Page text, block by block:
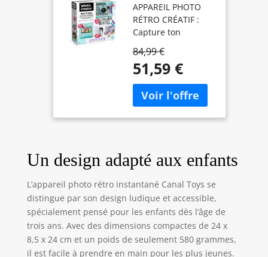
Instantané
Rétro pour
Enfants De 8
Ans Et Plus -
Selfie Vidéo Et
Impression
Thermique sans
Encre avec
Filtres Et Cadres
- Idée Cadeau
APPAREIL PHOTO
RÉTRO CRÉATIF :
Capture ton
famille ou tes
ami(e)s et imprime
instantanément en
Noir Et Blanc grâce
à l’impression
thermique sans
intégré et son grand
écran LCD couleur
de 3 pouces
rendent
l’expérience
intuitive et ludique.
PERSONNALISATION
AVEC FILTRES ET
84,99 €
51,59 €
Un design adapté aux enfants
L’appareil photo rétro instantané Canal Toys se
distingue par son design ludique et accessible,
spécialement pensé pour les enfants dès l’âge de
trois ans. Avec des dimensions compactes de 24 x
8,5 x 24 cm et un poids de seulement 580 grammes,
il est facile à prendre en main pour les plus jeunes.